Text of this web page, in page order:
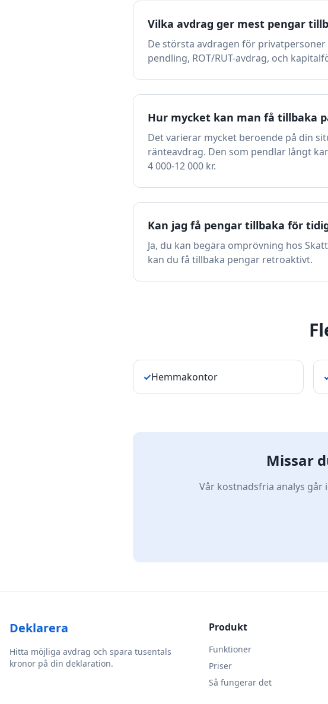
Vilka avdrag ger mest pengar
De största avdragen för
pendling, ROT/RUT-avdrag, och
Hur mycket kan man få tillbaka
Det varierar mycket beroende på din
ränteavdrag. Den som pendlar långt
4 000-12 000 kr.
Kan jag få pengar tillbaka för
Ja, du kan begära omprövning hos
kan du få tillbaka pengar retroaktivt.
✓Hemmakontor
Missar
Vår kostnadsfria analys går
Deklarera
Hitta möjliga avdrag och spara tusentals
kronor på din deklaration.
Produkt
Funktioner
Priser
Så fungerar det